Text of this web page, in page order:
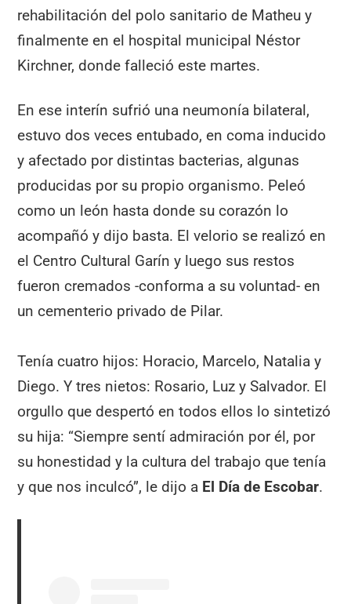
rehabilitación del polo sanitario de Matheu y
finalmente en el hospital municipal Néstor
Kirchner, donde falleció este martes.
En ese interín sufrió una neumonía bilateral,
estuvo dos veces entubado, en coma inducido
y afectado por distintas bacterias, algunas
producidas por su propio organismo. Peleó
como un león hasta donde su corazón lo
acompañó y dijo basta. El velorio se realizó en
el Centro Cultural Garín y luego sus restos
fueron cremados -conforma a su voluntad- en
un cementerio privado de Pilar.
Tenía cuatro hijos: Horacio, Marcelo, Natalia y
Diego. Y tres nietos: Rosario, Luz y Salvador. El
orgullo que despertó en todos ellos lo sintetizó
su hija: “Siempre sentí admiración por él, por
su honestidad y la cultura del trabajo que tenía
y que nos inculcó”, le dijo a El Día de Escobar.